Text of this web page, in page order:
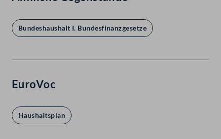
Bundeshaushalt I. Bundesfinanzgesetze
EuroVoc
Haushaltsplan